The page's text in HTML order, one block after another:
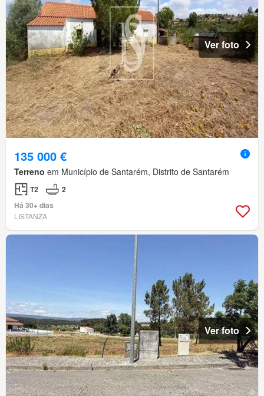
Ver foto
135 000 €
Terreno em Município de Santarém, Distrito de Santarém
T2
2
Há 30+ dias
LISTANZA
Ver foto